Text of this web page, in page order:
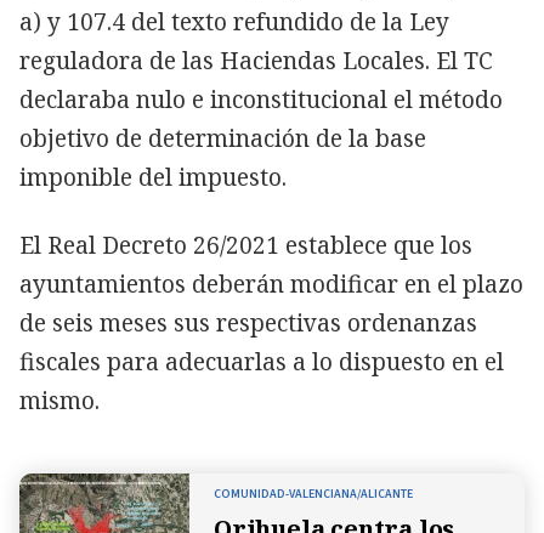
a) y 107.4 del texto refundido de la Ley
reguladora de las Haciendas Locales. El TC
declaraba nulo e inconstitucional el método
objetivo de determinación de la base
imponible del impuesto.
El Real Decreto 26/2021 establece que los
ayuntamientos deberán modificar en el plazo
de seis meses sus respectivas ordenanzas
fiscales para adecuarlas a lo dispuesto en el
mismo.
COMUNIDAD-VALENCIANA/ALICANTE